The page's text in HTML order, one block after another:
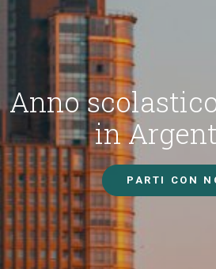
Anno
in
PARTI CON